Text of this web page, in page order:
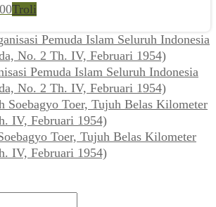
Troli
Pemuda Islam Seluruh Indonesia
No. 2 Th. IV, Februari 1954)
Toer, Tujuh Belas Kilometer
IV, Februari 1954)